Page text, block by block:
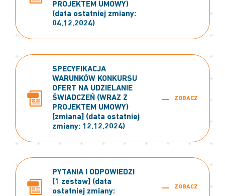
PROJEKTEM UMOWY)
(data ostatniej zmiany:
04.12.2024)
SPECYFIKACJA
WARUNKÓW KONKURSU
OFERT NA UDZIELANIE
ŚWIADCZEŃ (WRAZ Z
PROJEKTEM UMOWY)
[zmiana] (data ostatniej
zmiany: 12.12.2024)
ZOBACZ
PYTANIA I ODPOWIEDZI
[1 zestaw] (data
ostatniej zmiany:
ZOBACZ